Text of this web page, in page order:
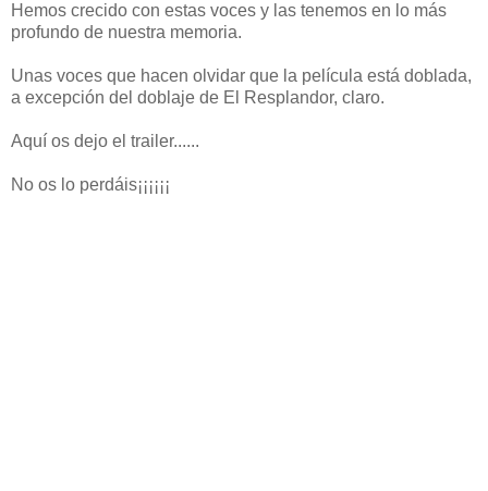
Hemos crecido con estas voces y las tenemos en lo más
profundo de nuestra memoria.
Unas voces que hacen olvidar que la película está doblada,
a excepción del doblaje de El Resplandor, claro.
Aquí os dejo el trailer......
No os lo perdáis¡¡¡¡¡¡